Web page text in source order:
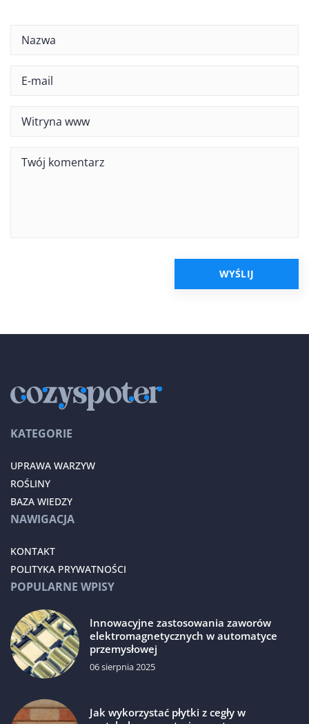
KATEGORIE
UPRAWA WARZYW
ROŚLINY
BAZA WIEDZY
NAWIGACJA
KONTAKT
POLITYKA PRYWATNOŚCI
POPULARNE WPISY
Innowacyjne zastosowania zaworów
elektromagnetycznych w automatyce
przemysłowej
06 sierpnia 2025
Jak wykorzystać płytki z cegły w